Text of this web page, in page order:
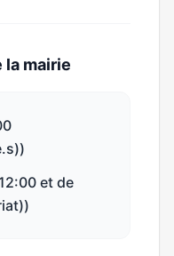
la mairie
et de